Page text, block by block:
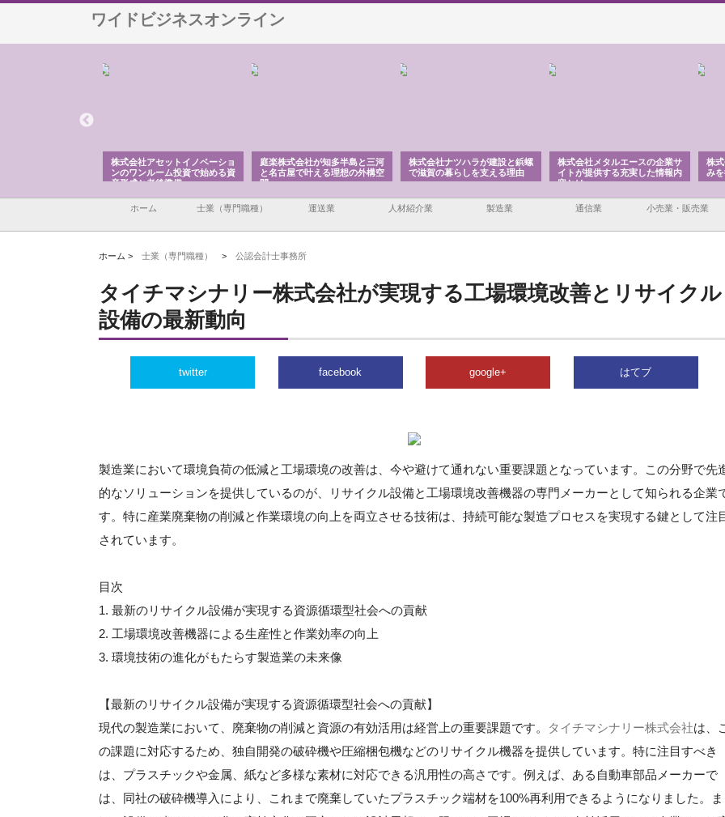
ワイドビジネスオンライン
株式会社アセットイノベーショ
ンのワンルーム投資で始める資
産形成と老後準備
庭楽株式会社が知多半島と三河
と名古屋で叶える理想の外構空
間
株式会社ナツハラが建設と鋲螺
で滋賀の暮らしを支える理由
株式会社メタルエースの企業サ
イトが提供する充実した情報内
容とは
株
み
ホーム 士業（専門職種） 運送業 人材紹介業 製造業 通信業 小売業・販売業
ホーム > 士業（専門職種） > 公認会計士事務所
タイチマシナリー株式会社が実現する工場環境改善とリサイクル
設備の最新動向
twitter facebook google+ はてブ
製造業において環境負荷の低減と工場環境の改善は、今や避けて通れない重要課題となっています。この分野で先
的なソリューションを提供しているのが、リサイクル設備と工場環境改善機器の専門メーカーとして知られる企業
す。特に産業廃棄物の削減と作業環境の向上を両立させる技術は、持続可能な製造プロセスを実現する鍵として注
されています。
目次
1. 最新のリサイクル設備が実現する資源循環型社会への貢献
2. 工場環境改善機器による生産性と作業効率の向上
3. 環境技術の進化がもたらす製造業の未来像
【最新のリサイクル設備が実現する資源循環型社会への貢献】
現代の製造業において、廃棄物の削減と資源の有効活用は経営上の重要課題です。
タイチマシナリー株式会社は、
の課題に対応するため、独自開発の破砕機や圧縮梱包機などのリサイクル機器を提供しています。特に注目すべき
は、プラスチックや金属、紙など多様な素材に対応できる汎用性の高さです。例えば、ある自動車部品メーカーで
は、同社の破砕機導入により、これまで廃棄していたプラスチック端材を100%再利用できるようになりました。ま